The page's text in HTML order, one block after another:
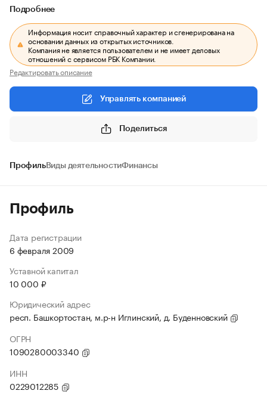
Подробнее
Информация носит справочный характер и сгенерирована на
основании данных из открытых источников.
Компания не является пользователем и не имеет деловых
отношений с сервисом РБК Компании.
Редактировать описание
Управлять компанией
Поделиться
ПрофильВиды деятельностиФинансы
Профиль
Дата регистрации
6 февраля 2009
Уставной капитал
10 000 ₽
Юридический адрес
респ. Башкортостан, м.р-н Иглинский, д. Буденновский
ОГРН
1090280003340
ИНН
0229012285